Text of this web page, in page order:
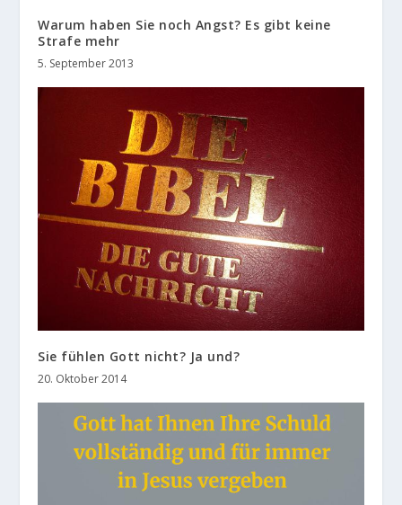
Warum haben Sie noch Angst? Es gibt keine
Strafe mehr
5. September 2013
Sie fühlen Gott nicht? Ja und?
20. Oktober 2014